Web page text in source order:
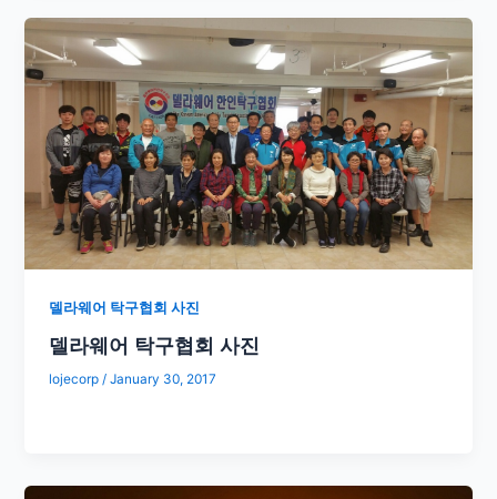
델라웨어 탁구협회 사진
델라웨어 탁구협회 사진
lojecorp/January 30, 2017